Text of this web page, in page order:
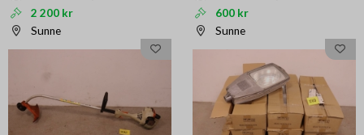
2 200 kr
Sunne
600 kr
Sunne